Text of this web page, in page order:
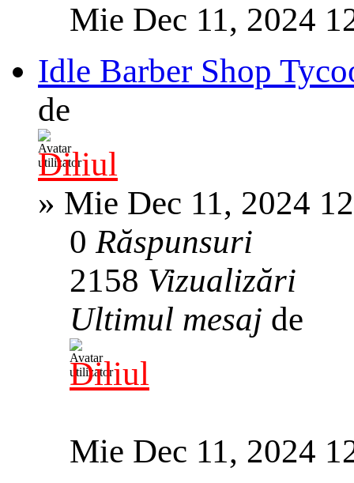
Mie Dec 11, 2024
Idle Barber Shop
de
Diliul
» Mie Dec 11, 2024
0Răspunsuri
2158 Vizualizări
Ultimul mesaj de
Diliul
Mie Dec 11, 2024